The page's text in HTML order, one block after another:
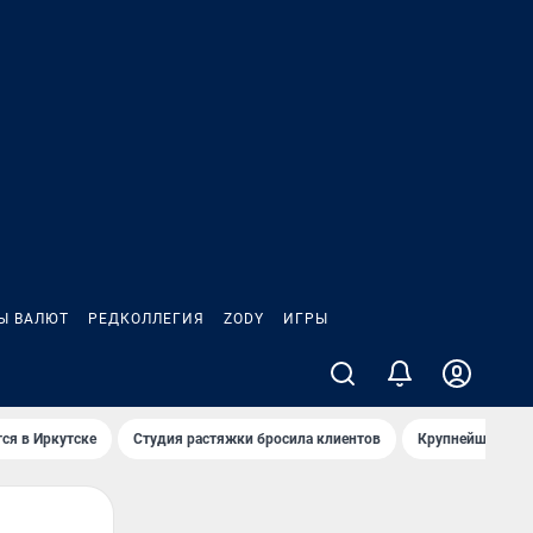
ВАЛЮТ РЕДКОЛЛЕГИЯ ZODY ИГРЫ
в Иркутске Студия растяжки бросила клиентов Крупнейшие